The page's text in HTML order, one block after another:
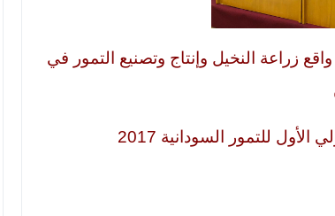
زراعة النخيل وإنتاج وتصنيع التمور في